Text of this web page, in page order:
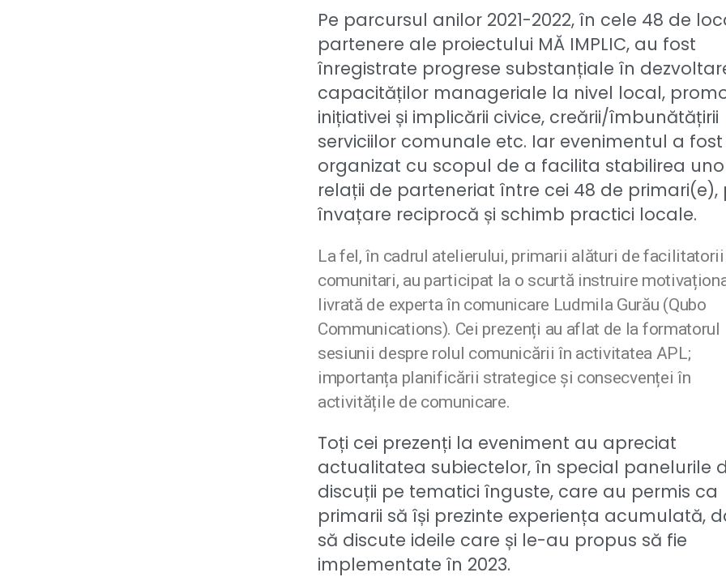
Pe parcursul anilor 2021-2022, în cele 48 de
partenere ale proiectului MĂ IMPLIC, au fost
înregistrate progrese substanțiale în
capacităților manageriale la nivel local,
inițiativei și implicării civice, creării/îmbunătățirii
serviciilor comunale etc. Iar evenimentul a fost
organizat cu scopul de a facilita stabilirea
relații de parteneriat între cei 48 de primari(e),
învațare reciprocă și schimb practici locale.
La fel, în cadrul atelierului, primarii alături de facilitatorii
comunitari, au participat la o scurtă instruire
livrată de experta în comunicare Ludmila Gurău (Qubo
Communications). Cei prezenți au aflat de la formatorul
sesiunii despre rolul comunicării în activitatea APL;
importanța planificării strategice și consecvenței în
activitățile de comunicare.
Toți cei prezenți la eveniment au apreciat
actualitatea subiectelor, în special panelurile
discuții pe tematici înguste, care au permis ca
primarii să își prezinte experiența acumulată,
să discute ideile care și le-au propus să fie
implementate în 2023.